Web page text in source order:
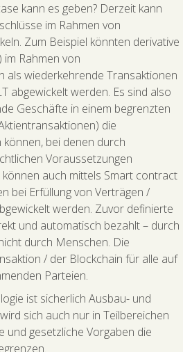
kann es geben? Derzeit kann
im Rahmen von
Zum Beispiel könnten derivative
Rahmen von
als wiederkehrende Transaktionen
abgewickelt werden. Es sind also
Geschäfte in einem begrenzten
die
bei denen durch
Voraussetzungen
auch mittels Smart contract
bei Erfüllung von Verträgen /
werden. Zuvor definierte
und automatisch bezahlt – durch
durch Menschen. Die
/ der Blockchain für alle auf
Parteien.
ist sicherlich Ausbau- und
sich auch nur in Teilbereichen
und gesetzliche Vorgaben die